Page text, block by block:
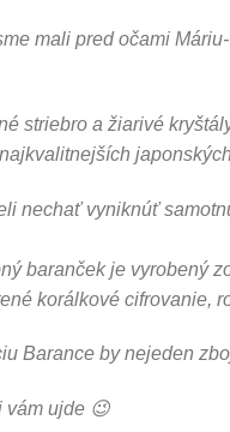
mali pred očami
striebro a žiarivé
nechať vyniknúť
baranček je vyrobený
korálkové cifrovanie,
Barance by nejeden
vám ujde 😉